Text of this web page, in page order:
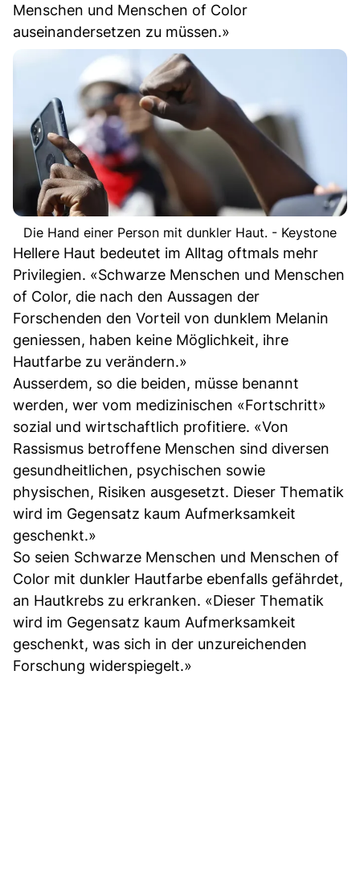
Menschen und Menschen of Color
auseinandersetzen zu müssen.»
Die Hand einer Person mit dunkler Haut. - Keystone
Hellere Haut bedeutet im Alltag oftmals mehr
Privilegien. «Schwarze Menschen und Menschen
of Color, die nach den Aussagen der
Forschenden den Vorteil von dunklem Melanin
geniessen, haben keine Möglichkeit, ihre
Hautfarbe zu verändern.»
Ausserdem, so die beiden, müsse benannt
werden, wer vom medizinischen «Fortschritt»
sozial und wirtschaftlich profitiere. «Von
Rassismus betroffene Menschen sind diversen
gesundheitlichen, psychischen sowie
physischen, Risiken ausgesetzt. Dieser Thematik
wird im Gegensatz kaum Aufmerksamkeit
geschenkt.»
So seien Schwarze Menschen und Menschen of
Color mit dunkler Hautfarbe ebenfalls gefährdet,
an Hautkrebs zu erkranken. «Dieser Thematik
wird im Gegensatz kaum Aufmerksamkeit
geschenkt, was sich in der unzureichenden
Forschung widerspiegelt.»